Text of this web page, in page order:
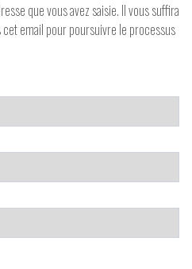
que vous avez saisie. Il vous suffira
email pour poursuivre le processus